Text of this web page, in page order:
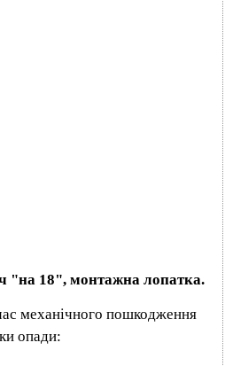
"на 18", монтажна лопатка.
механічного пошкодження
опади: